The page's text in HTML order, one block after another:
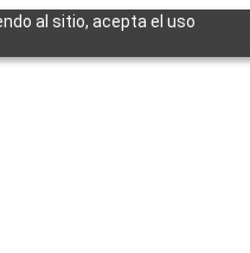
al sitio, acepta el uso